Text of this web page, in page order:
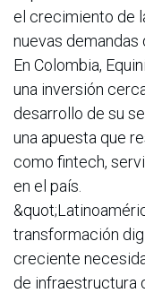
el crecimiento de
nuevas demandas
En Colombia,
una inversión
desarrollo de su
una apuesta que
como fintech,
en el país.
transformación
creciente
de infraestructura